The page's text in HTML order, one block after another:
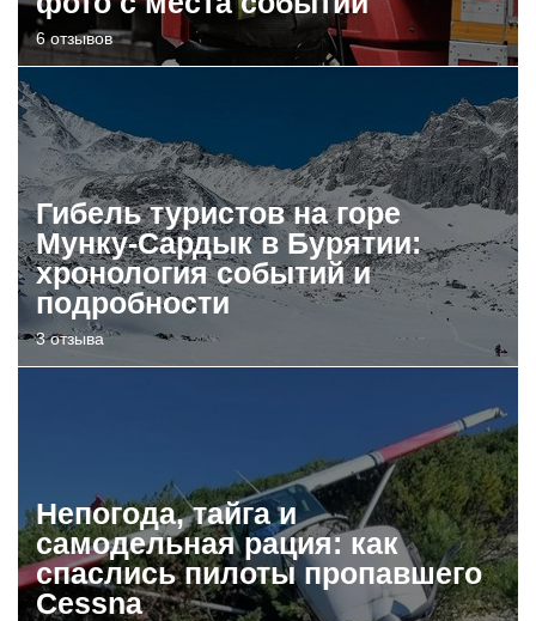
6 отзывов
Гибель туристов на горе
Мунку-Сардык в Бурятии:
хронология событий и
подробности
3 отзыва
Непогода, тайга и
самодельная рация: как
спаслись пилоты пропавшего
Cessna